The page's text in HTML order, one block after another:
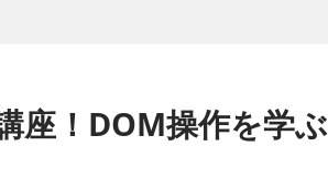
座！DOM操作を学ぶ